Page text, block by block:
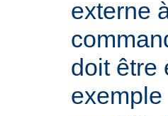
externe
doit être
exemple